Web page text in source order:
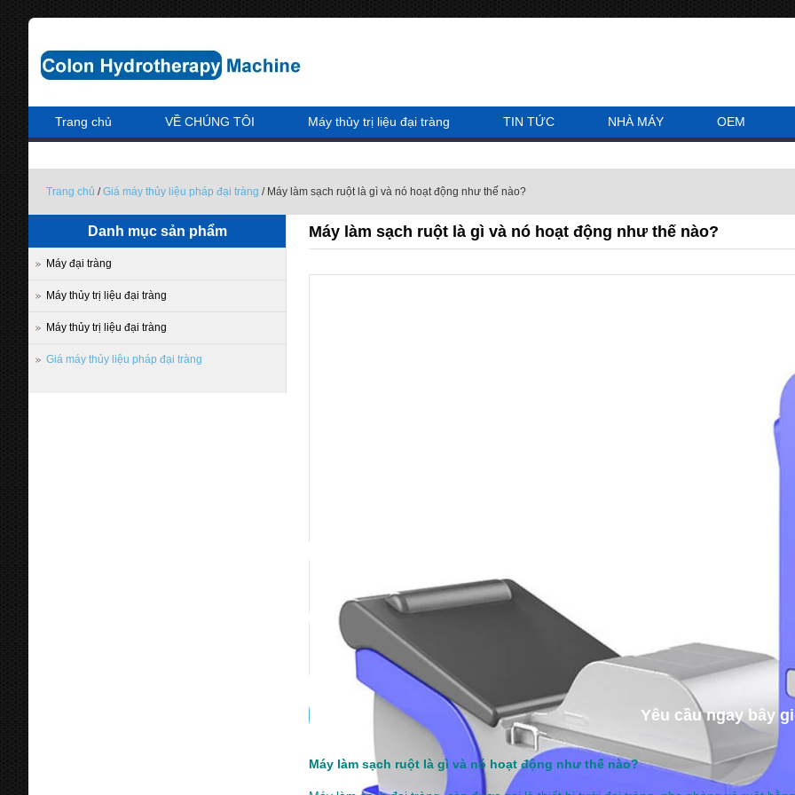
Trang chủ VỀ CHÚNG TÔI Máy thủy trị liệu đại tràng TIN TỨC NHÀ MÁY OEM
Trang chủ /Giá máy thủy liệu pháp đại tràng / Máy làm sạch ruột là gì và nó hoạt động như thế nào?
Máy làm sạch ruột là gì và nó hoạt động như thế nào?
Yêu cầu ngay bây
Máy làm sạch ruột là gì và nó hoạt động như thế nào?
Danh mục sản phẩm
Máy đại tràng
Máy thủy trị liệu đại tràng
Máy thủy trị liệu đại tràng
Giá máy thủy liệu pháp đại tràng